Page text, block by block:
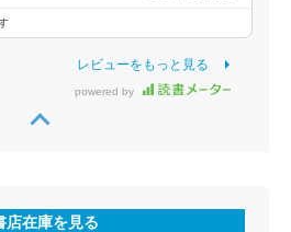
レビューをもっと見る
powered by
店在庫を見る